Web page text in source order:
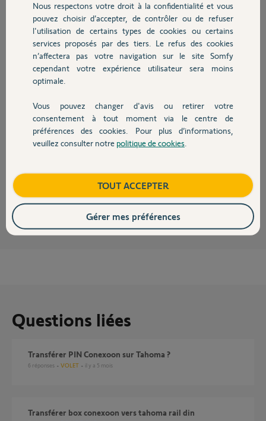
Chauffage
Autres produits
Devis avec un pro
Contact
Participer au fil de discussion
Réponses
Vérifier le contenu de votre boite mail "Spam" et "Commerciaux". En
effet le webmail de Free a tendance à diriger les mails Somfy dans ces
deux catégories.
Si après validation du lien du mail vous rencontrer encore des
Bonne journée
François L. il y a plus de 6 ans
Questions liées
Transférer PIN Conexoon sur Tahoma ?
6 réponses VOLET il y a 5 mois
Transférer box conexoon vers tahoma rail din
Nous respectons votre droit à la confidentialité et vous
pouvez choisir d’accepter, de contrôler ou de refuser
l'utilisation de certains types de cookies ou certains
services proposés par des tiers. Le refus des cookies
n’affectera pas votre navigation sur le site Somfy
cependant votre expérience utilisateur sera moins
optimale.
Vous pouvez changer d'avis ou retirer votre
consentement à tout moment via le centre de
préférences des cookies. Pour plus d’informations,
veuillez consulter notre politique de cookies
TOUT ACCEPTER
Gérer mes préférences